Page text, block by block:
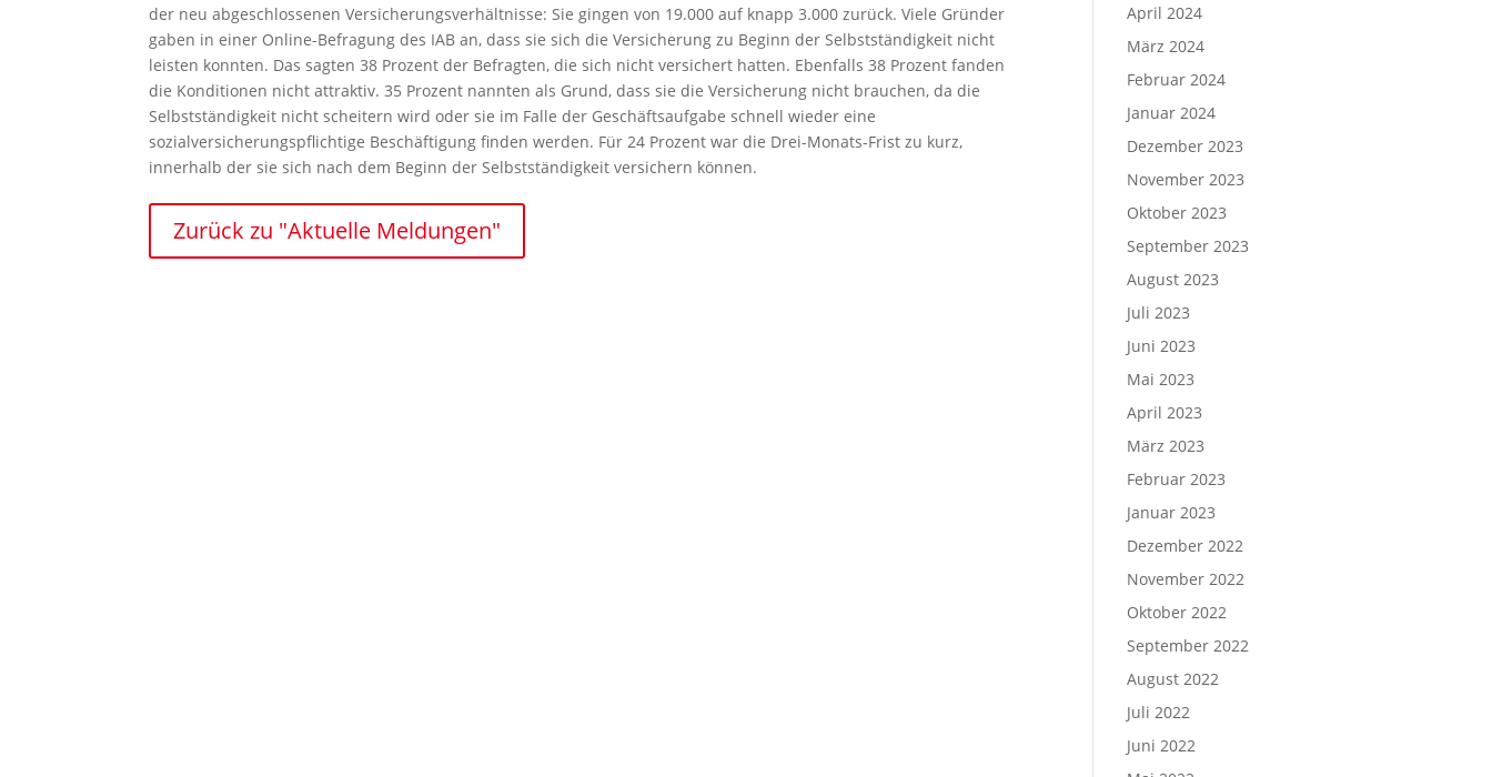
der neu abgeschlossenen Versicherungsverhältnisse: Sie gingen von 19.000 auf knapp 3.000 zurück. Viele Gründer
gaben in einer Online-Befragung des IAB an, dass sie sich die Versicherung zu Beginn der Selbstständigkeit nicht
leisten konnten. Das sagten 38 Prozent der Befragten, die sich nicht versichert hatten. Ebenfalls 38 Prozent fanden
die Konditionen nicht attraktiv. 35 Prozent nannten als Grund, dass sie die Versicherung nicht brauchen, da die
Selbstständigkeit nicht scheitern wird oder sie im Falle der Geschäftsaufgabe schnell wieder eine
sozialversicherungspflichtige Beschäftigung finden werden. Für 24 Prozent war die Drei-Monats-Frist zu kurz,
innerhalb der sie sich nach dem Beginn der Selbstständigkeit versichern können.
Zurück zu "Aktuelle Meldungen"
April 2024
März 2024
Februar 2024
Januar 2024
Dezember 2023
November 2023
Oktober 2023
September 2023
August 2023
Juli 2023
Juni 2023
Mai 2023
April 2023
März 2023
Februar 2023
Januar 2023
Dezember 2022
November 2022
Oktober 2022
September 2022
August 2022
Juli 2022
Juni 2022